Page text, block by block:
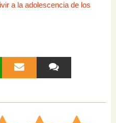
a la adolescencia de los